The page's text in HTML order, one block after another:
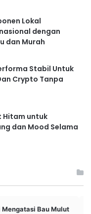
Lokal
dengan
dan Murah
Stabil Untuk
Crypto Tanpa
Hitam untuk
dan Mood Selama
Mengatasi Bau Mulut